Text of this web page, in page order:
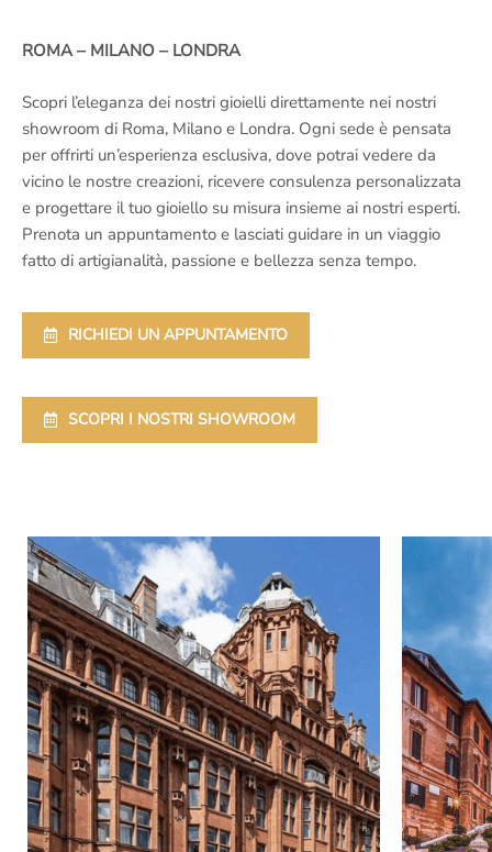
ROMA – MILANO – LONDRA
Scopri l’eleganza dei nostri gioielli direttamente nei nostri
showroom di Roma, Milano e Londra. Ogni sede è pensata
per offrirti un’esperienza esclusiva, dove potrai vedere da
vicino le nostre creazioni, ricevere consulenza personalizzata
e progettare il tuo gioiello su misura insieme ai nostri esperti.
Prenota un appuntamento e lasciati guidare in un viaggio
fatto di artigianalità, passione e bellezza senza tempo.
RICHIEDI UN APPUNTAMENTO
SCOPRI I NOSTRI SHOWROOM